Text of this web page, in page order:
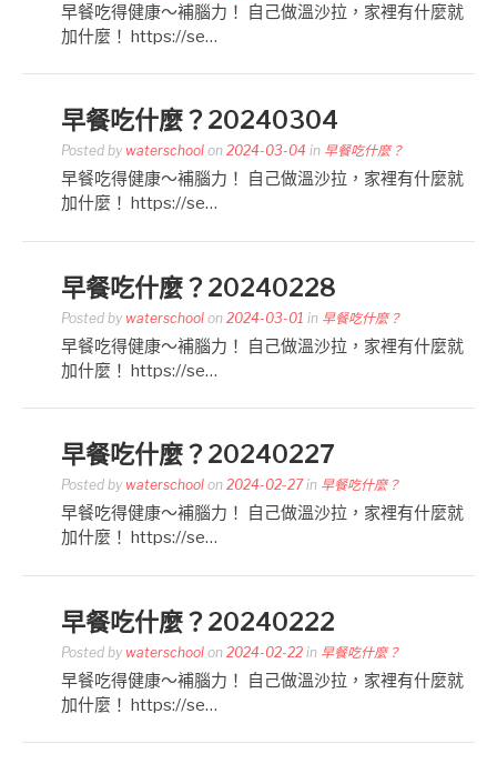
早餐吃得健康～補腦力！ 自己做溫沙拉，家裡有什麼就
加什麼！ https://se…
早餐吃什麼？20240304
Posted by waterschool on 2024-03-04 in 早餐吃什麼？
早餐吃得健康～補腦力！ 自己做溫沙拉，家裡有什麼就
加什麼！ https://se…
早餐吃什麼？20240228
Posted by waterschool on 2024-03-01 in 早餐吃什麼？
早餐吃得健康～補腦力！ 自己做溫沙拉，家裡有什麼就
加什麼！ https://se…
早餐吃什麼？20240227
Posted by waterschool on 2024-02-27in 早餐吃什麼？
早餐吃得健康～補腦力！ 自己做溫沙拉，家裡有什麼就
加什麼！ https://se…
早餐吃什麼？20240222
Posted by waterschool on 2024-02-22 in 早餐吃什麼？
早餐吃得健康～補腦力！ 自己做溫沙拉，家裡有什麼就
加什麼！ https://se…